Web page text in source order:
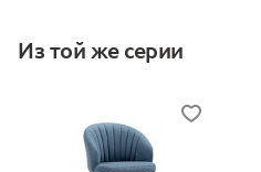
Из той же серии